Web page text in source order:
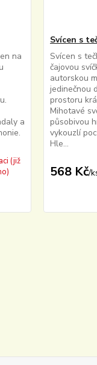
na
a
(již
Svícen s
Svícen s
čajovou
autorskou
jedinečnou
prostoru
Mihotavé
působivou
vykouzlí
Hle...
568 Kč/